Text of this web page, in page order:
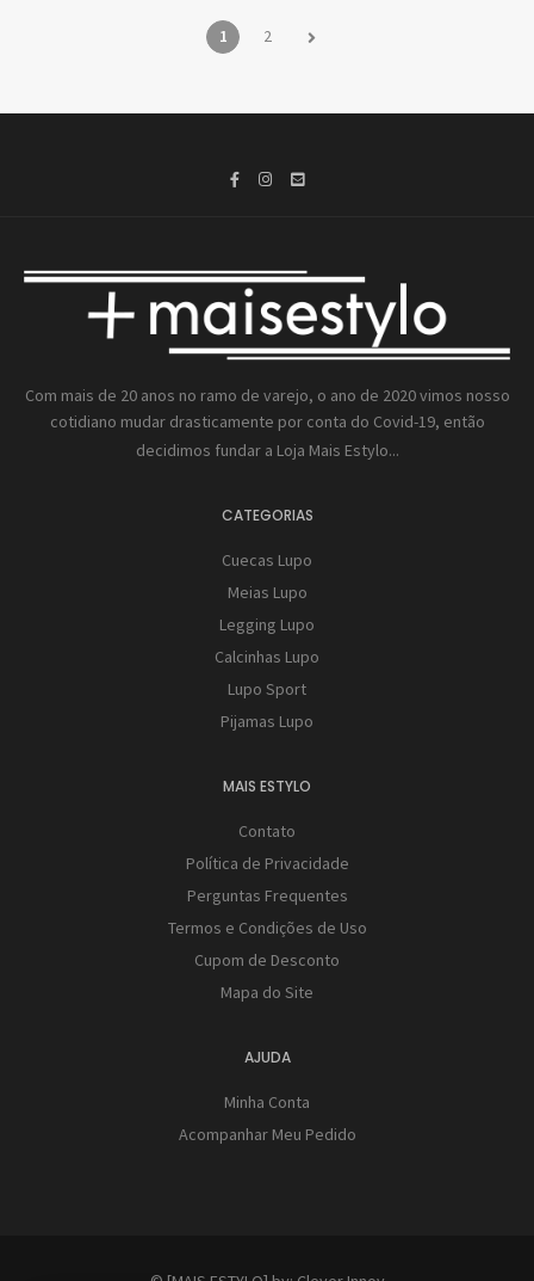
1 2
Com mais de 20 anos no ramo de varejo, o ano de 2020 vimos nosso
cotidiano mudar drasticamente por conta do Covid-19, então
decidimos fundar a Loja Mais Estylo...
CATEGORIAS
Cuecas Lupo
Meias Lupo
Legging Lupo
Calcinhas Lupo
Lupo Sport
Pijamas Lupo
MAIS ESTYLO
Contato
Política de Privacidade
Perguntas Frequentes
Termos e Condições de Uso
Cupom de Desconto
Mapa do Site
AJUDA
Minha Conta
Acompanhar Meu Pedido